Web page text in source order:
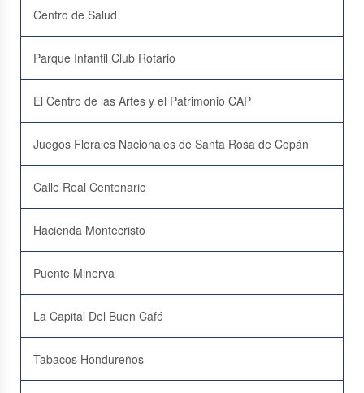
Centro de Salud
Parque Infantil Club Rotario
El Centro de las Artes y el Patrimonio CAP
Juegos Florales Nacionales de Santa Rosa de Copán
Calle Real Centenario
Hacienda Montecristo
Puente Minerva
La Capital Del Buen Café
Tabacos Hondureños